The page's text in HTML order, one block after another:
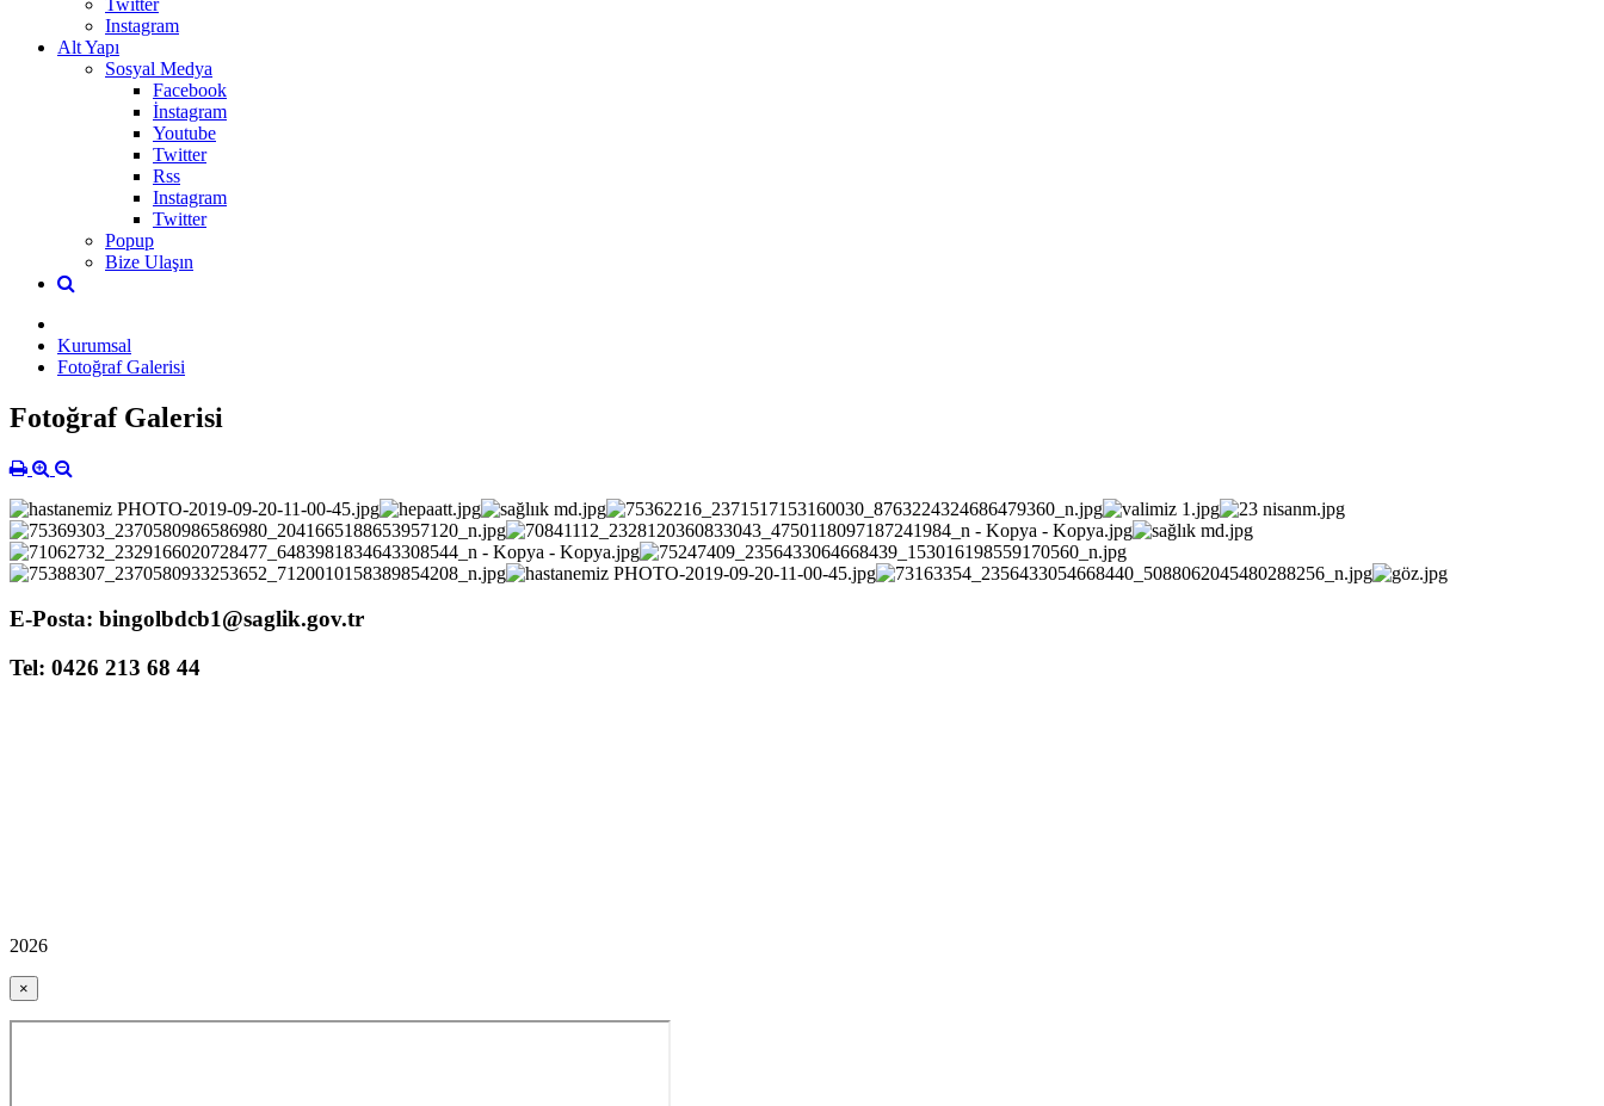
Instagram
Alt Yapı
Sosyal Medya
Facebook
İnstagram
Youtube
Twitter
Rss
Instagram
Twitter
Popup
Bize Ulaşın
Kurumsal
Fotoğraf Galerisi
Fotoğraf Galerisi
E-Posta: bingolbdcb1@saglik.gov.tr
Tel: 0426 213 68 44
2026
×